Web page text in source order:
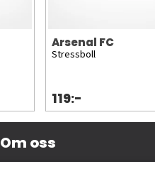
Arsenal FC
Stressboll
119:-
Om oss